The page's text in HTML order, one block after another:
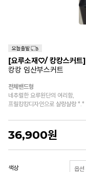
[요루소재♡/ 캉캉스커트]
캉캉 임산부스커트
전체밴드형
네추럴한 요루원단의 여리함,
프릴캉캉디자인으로 살랑살랑 *.*
36,900원
색상